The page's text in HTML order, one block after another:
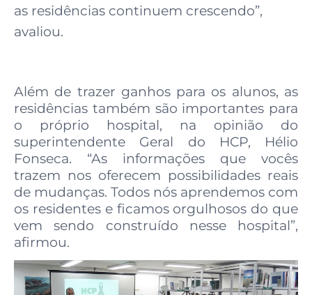
as residências continuem crescendo”,
avaliou.
Além de trazer ganhos para os alunos, as
residências também são importantes para
o próprio hospital, na opinião do
superintendente Geral do HCP, Hélio
Fonseca. “As informações que vocês
trazem nos oferecem possibilidades reais
de mudanças. Todos nós aprendemos com
os residentes e ficamos orgulhosos do que
vem sendo construído nesse hospital”,
afirmou.